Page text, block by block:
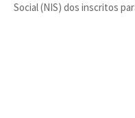
Social (NIS) dos inscritos